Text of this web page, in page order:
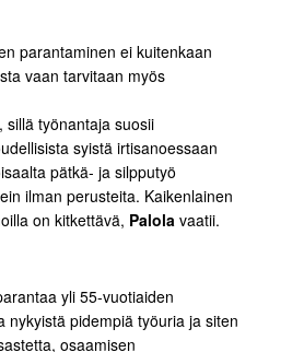
parantaminen ei kuitenkaan
vaan tarvitaan myös
työnantaja suosii
syistä irtisanoessaan
pätkä- ja silpputyö
ilman perusteita. Kaikenlainen
on kitkettävä, Palola vaatii.
yli 55-vuotiaiden
nykyistä pidempiä työuria ja siten
osaamisen